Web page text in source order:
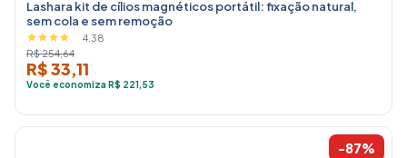
Lashara kit de cílios magnéticos portátil: fixação natural,
sem cola e sem remoção
4.38
R$ 254,64
R$ 33,11
Você economiza R$ 221,53
-87%